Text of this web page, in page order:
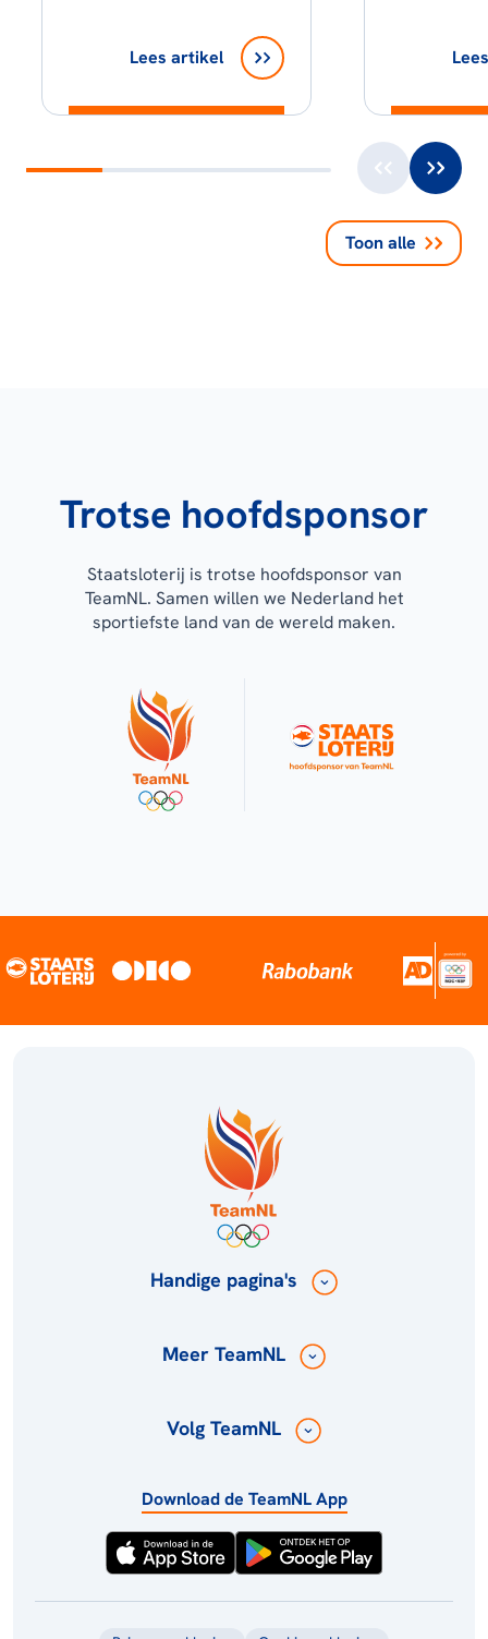
Lees artikel
Toon alle
Trotse hoofdsponsor
Staatsloterij is trotse hoofdsponsor van
TeamNL. Samen willen we Nederland het
sportiefste land van de wereld maken.
Handige pagina's
Meer TeamNL
Volg TeamNL
Download de TeamNL App